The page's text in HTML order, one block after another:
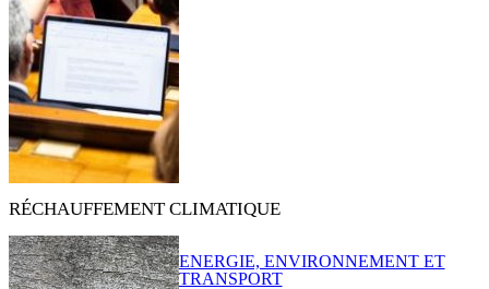
RÉCHAUFFEMENT CLIMATIQUE
ENERGIE, ENVIRONNEMENT ET
TRANSPORT